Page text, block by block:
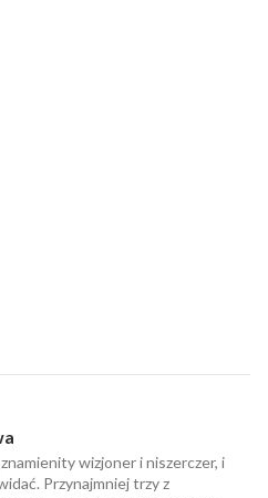
wizjoner i niszerczer, i
Przynajmniej trzy z